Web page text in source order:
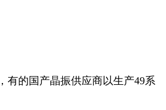
有的国产晶振供应商以生产49系